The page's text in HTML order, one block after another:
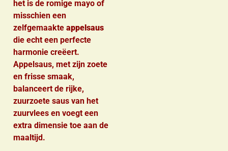
het is de romige mayo of
misschien een
zelfgemaakte appelsaus
die echt een perfecte
harmonie creëert.
Appelsaus, met zijn zoete
en frisse smaak,
balanceert de rijke,
zuurzoete saus van het
zuurvlees en voegt een
extra dimensie toe aan de
maaltijd.